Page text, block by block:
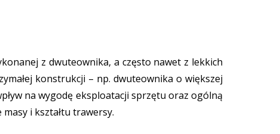
z dwuteownika, a często nawet z lekkich
konstrukcji – np. dwuteownika o większej
na wygodę eksploatacji sprzętu oraz ogólną
i kształtu trawersy.